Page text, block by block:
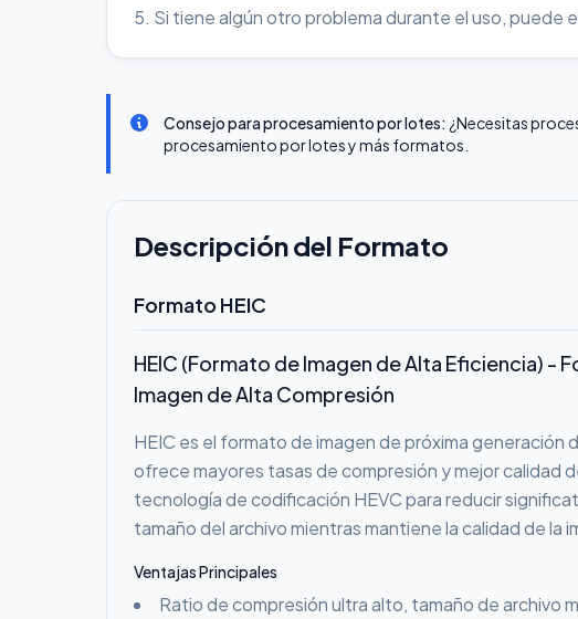
Si tiene algún otro problema durante el uso,
Consejo para procesamiento por lotes: ¿Necesitas
procesamiento por lotes y más formatos.
Descripción del Formato
Formato HEIC
HEIC (Formato de Imagen de Alta Eficiencia) -
Imagen de Alta Compresión
HEIC es el formato de imagen de próxima generación
ofrece mayores tasas de compresión y mejor calidad
tecnología de codificación HEVC para reducir
tamaño del archivo mientras mantiene la calidad de la
Ventajas Principales
Ratio de compresión ultra alto, tamaño de archivo